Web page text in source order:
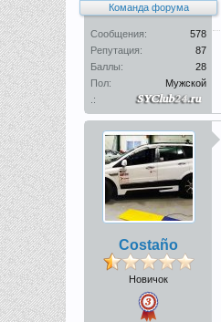
Команда форума
Сообщения:
578
Репутация:
87
Баллы:
28
Пол:
Мужской
.:
Costaño
Новичок